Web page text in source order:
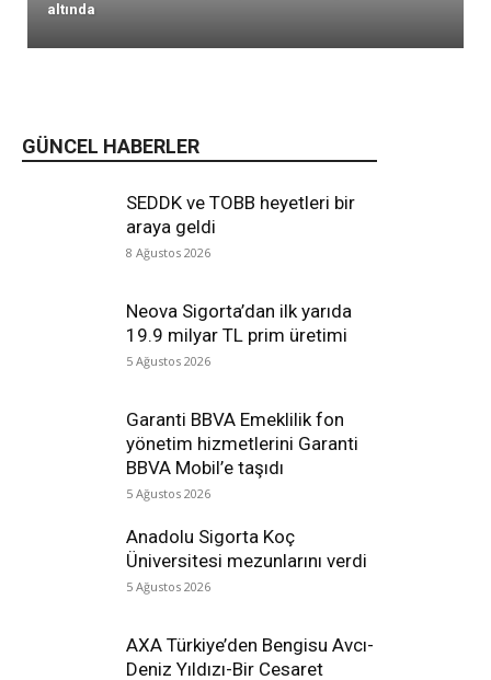
GÜNCEL HABERLER
SEDDK ve TOBB heyetleri bir
araya geldi
8 Ağustos 2026
Neova Sigorta’dan ilk yarıda
19.9 milyar TL prim üretimi
5 Ağustos 2026
Garanti BBVA Emeklilik fon
yönetim hizmetlerini Garanti
BBVA Mobil’e taşıdı
5 Ağustos 2026
Anadolu Sigorta Koç
Üniversitesi mezunlarını verdi
5 Ağustos 2026
AXA Türkiye’den Bengisu Avcı-
Deniz Yıldızı-Bir Cesaret
altında